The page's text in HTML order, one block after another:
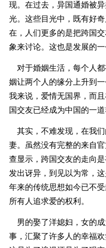
现。在过去，异国通婚被
光。这些目光中，既有好
在，人们更多的是把跨国
象来讨论。这也是发展的一
对于婚姻生活，每个人
姻让两个人的缘分上升到
我来说，爱情无国界，而
国交友已经成为中国的一道
其实，不难发现，在我
妻。虽然没有完整的来自
查显示，跨国交友的走向
发出讶异，到见以为常，
年来的传统思想如今已不
所有人追求爱的权利。
男的娶了洋媳妇，女的
事，汇聚了许多人的幸福